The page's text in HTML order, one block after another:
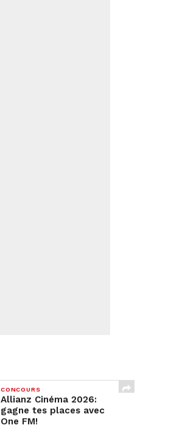
CONCOURS
Allianz Cinéma 2026:
gagne tes places avec
One FM!